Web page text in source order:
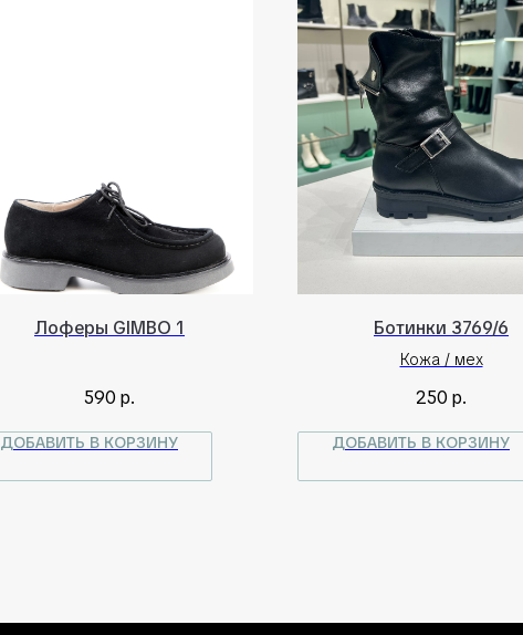
Лоферы GIMBO 1
590 р.
ДОБАВИТЬ В КОРЗИНУ
Ботинки 3769/6
Кожа / мех
250 р.
ДОБАВИТЬ В КОРЗИНУ